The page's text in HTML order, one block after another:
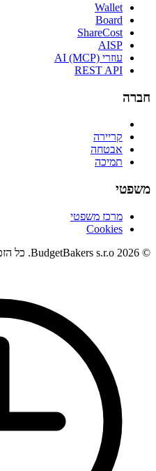
Wallet
Board
ShareCost
AISP
עוזרי AI (MCP)
REST API
חברה
קריירה
אבטחה
תמיכה
משפטי
מרכז משפטי
Cookies
© 2026 BudgetBakers s.r.o. כל הזכויות שמורות.